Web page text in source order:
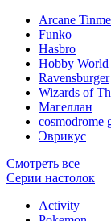
Arcane
Funko
Hasbro
Hobby World
Ravensburger
Wizards of
Магеллан
сosmodrome
Эврикус
Смотреть все
Серии настолок
Activity